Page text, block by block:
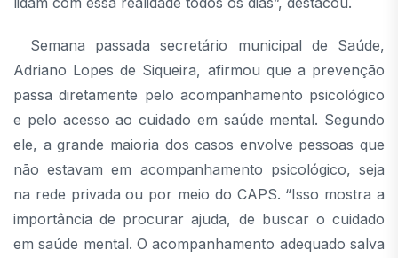
Semana passada secretário municipal de Saúde,
Adriano Lopes de Siqueira, afirmou que a prevenção
passa diretamente pelo acompanhamento psicológico
e pelo acesso ao cuidado em saúde mental. Segundo
ele, a grande maioria dos casos envolve pessoas que
não estavam em acompanhamento psicológico, seja
na rede privada ou por meio do CAPS. “Isso mostra a
importância de procurar ajuda, de buscar o cuidado
em saúde mental. O acompanhamento adequado salva